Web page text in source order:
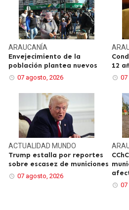
ARAUCANÍA
Envejecimiento de la
población plantea nuevos
07 agosto, 2026
12
07
ACTUALIDAD MUNDO
Trump estalla por reportes
sobre escasez de municiones
07 agosto, 2026
07